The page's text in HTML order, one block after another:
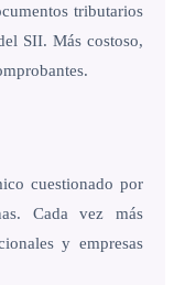
tributarios
SII. Más costoso,
cuestionado por
Cada vez más
y empresas